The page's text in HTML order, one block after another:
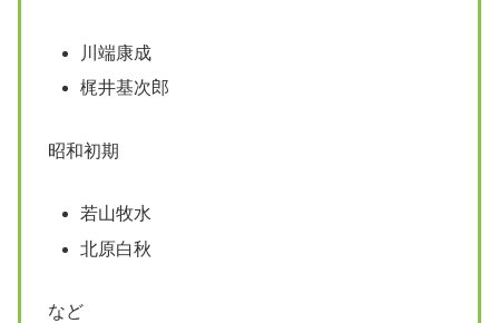
川端康成
梶井基次郎
昭和初期
若山牧水
北原白秋
など